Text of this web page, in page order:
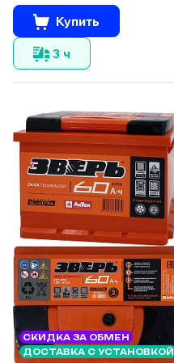
Купить
3 ч
СКИДКА ЗА ОБМЕН
ДОСТАВКА С УСТАНОВКОЙ